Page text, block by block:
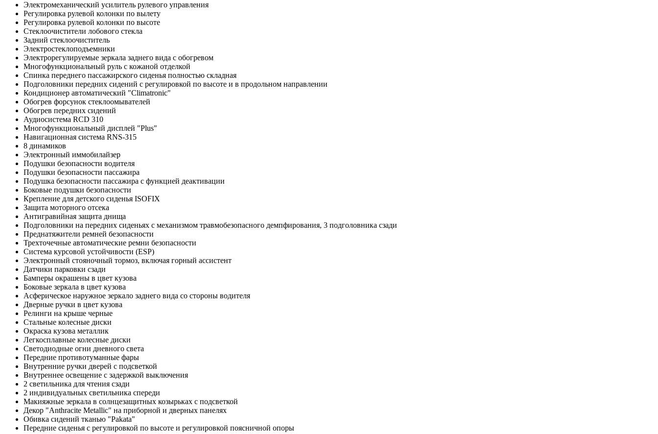
Электромеханический усилитель рулевого управления
Регулировка рулевой колонки по вылету
Регулировка рулевой колонки по высоте
Стеклоочистители лобового стекла
Задний стеклоочиститель
Электростеклоподъемники
Электрорегулируемые зеркала заднего вида с обогревом
Многофункциональный руль с кожаной отделкой
Спинка переднего пассажирского сиденья полностью складная
Подголовники передних сидений с регулировкой по высоте и в продольном направлении
Кондиционер автоматический "Climatronic"
Обогрев форсунок стеклоомывателей
Обогрев передних сидений
Аудиосистема RCD 310
Многофункциональный дисплей "Plus"
Навигационная система RNS-315
8 динамиков
Электронный иммобилайзер
Подушки безопасности водителя
Подушки безопасности пассажира
Подушка безопасности пассажира с функцией деактивации
Боковые подушки безопасности
Крепление для детского сиденья ISOFIX
Защита моторного отсека
Антигравийная защита днища
Подголовники на передних сиденьях с механизмом травмобезопасного демпфирования, 3 подголовника сзади
Преднатяжители ремней безопасности
Трехточечные автоматические ремни безопасности
Система курсовой устойчивости (ESP)
Электронный стояночный тормоз, включая горный ассистент
Датчики парковки сзади
Бамперы окрашены в цвет кузова
Боковые зеркала в цвет кузова
Асферическое наружное зеркало заднего вида со стороны водителя
Дверные ручки в цвет кузова
Релинги на крыше черные
Стальные колесные диски
Окраска кузова металлик
Легкосплавные колесные диски
Светодиодные огни дневного света
Передние противотуманные фары
Внутренние ручки дверей с подсветкой
Внутреннее освещение с задержкой выключения
2 светильника для чтения сзади
2 индивидуальных светильника спереди
Макияжные зеркала в солнцезащитных козырьках с подсветкой
Декор "Anthracite Metallic" на приборной и дверных панелях
Обивка сидений тканью "Pakata"
Передние сиденья с регулировкой по высоте и регулировкой поясничной опоры